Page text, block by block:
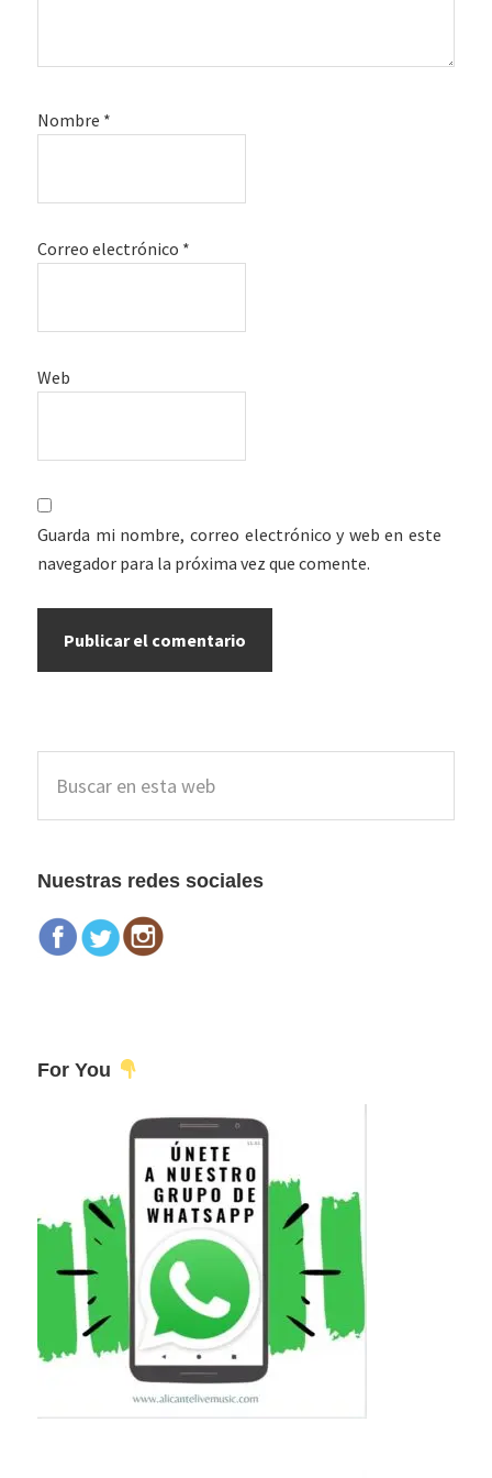
Nombre *
Correo electrónico *
Web
Guarda mi nombre, correo electrónico y web en este
navegador para la próxima vez que comente.
Barra
lateral
esta
Nuestras redes sociales
For You